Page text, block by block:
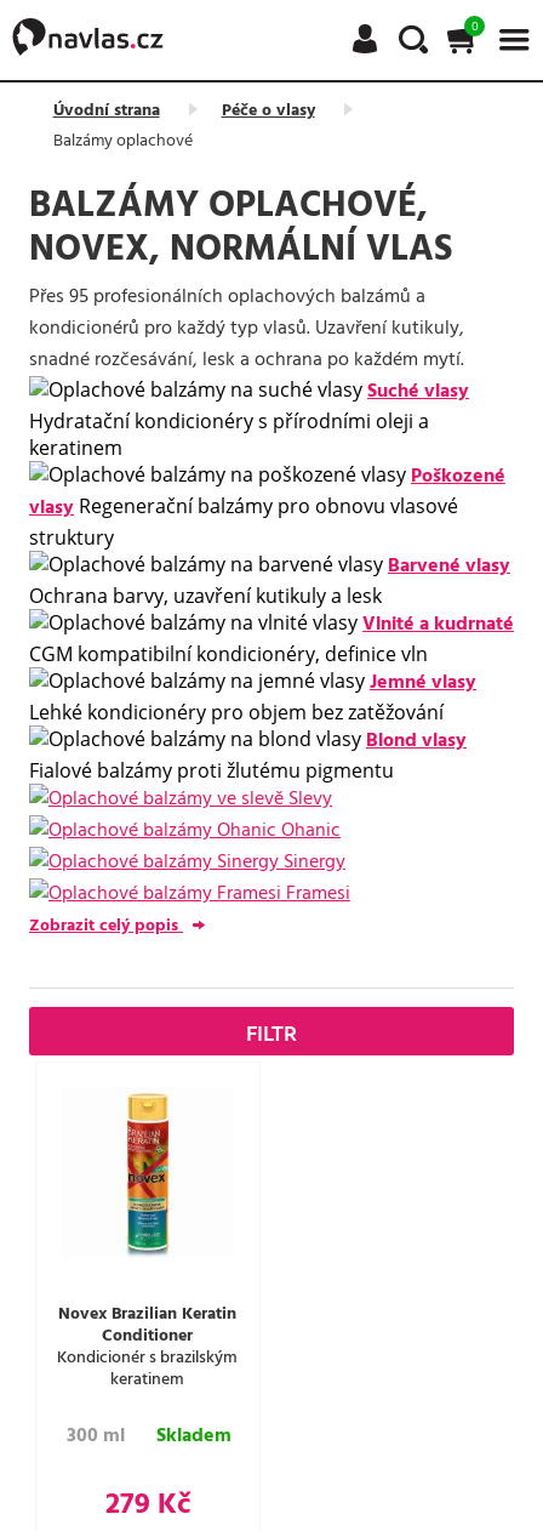
0
Úvodní strana
Péče o vlasy
Balzámy oplachové
BALZÁMY OPLACHOVÉ,
NOVEX, NORMÁLNÍ VLAS
Přes 95 profesionálních oplachových balzámů a
kondicionérů pro každý typ vlasů. Uzavření kutikuly,
snadné rozčesávání, lesk a ochrana po každém mytí.
Suché vlasy
Hydratační kondicionéry s přírodními oleji a
keratinem
Poškozené
vlasy Regenerační balzámy pro obnovu vlasové
struktury
Barvené vlasy
Ochrana barvy, uzavření kutikuly a lesk
Vlnité a kudrnaté
CGM kompatibilní kondicionéry, definice vln
Jemné vlasy
Lehké kondicionéry pro objem bez zatěžování
Blond vlasy
Fialové balzámy proti žlutému pigmentu
Slevy
Ohanic
Sinergy
Framesi
Zobrazit celý popis
FILTR
Novex Brazilian Keratin
Conditioner
Kondicionér s brazilským
keratinem
300 ml Skladem
279 Kč